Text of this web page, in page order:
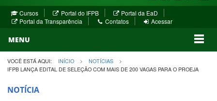
(abre
em
(abre(abre
janela)
(abre
janela)
Cursos Portal do IFPB(abre
em
Portal da EaD
em
Portal da Transparência Contatos Acessar
MENU
VOCÊ ESTÁ AQUI: INÍCIO
NOTÍCIAS
IFPB LANÇA EDITAL DE SELEÇÃO COM MAIS DE 200 VAGAS PARA O PROEJA
NOTÍCIA